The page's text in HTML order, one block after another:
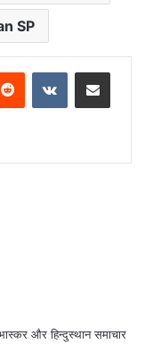
SP
Reddit VKontakteShare via Email
और हिन्दुस्थान समाचार